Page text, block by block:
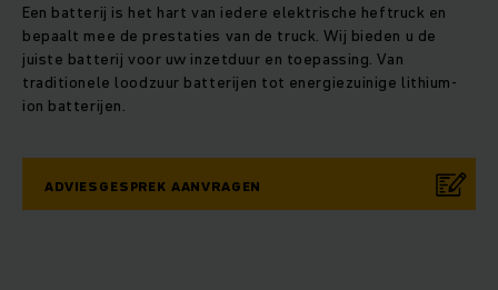
Een batterij is het hart van iedere elektrische heftruck en
bepaalt mee de prestaties van de truck. Wij bieden u de
juiste batterij voor uw inzetduur en toepassing. Van
traditionele loodzuur batterijen tot energiezuinige lithium-
ion batterijen.
ADVIESGESPREK AANVRAGEN